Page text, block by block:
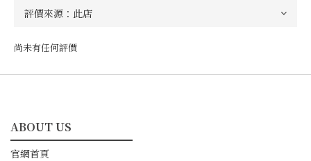
尚未有任何評價
ABOUT US
━━━━━━━━━━━
官網首頁